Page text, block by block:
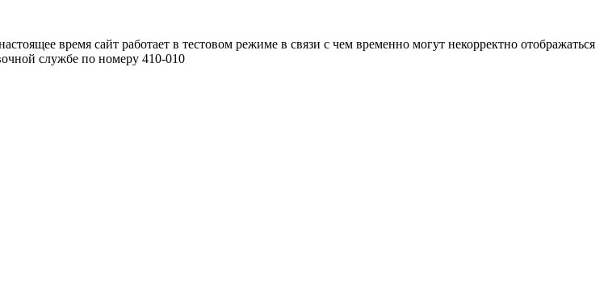
время сайт работает в тестовом режиме в связи с чем временно могут некорректно отображаться
службе по номеру 410-010